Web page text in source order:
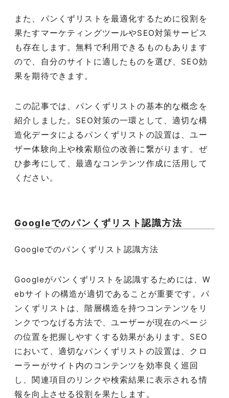
また、パンくずリストを最適化するために役割を
果たすマーケティングツールやSEO対策サービス
も存在します。無料で利用できるものもあります
ので、自分のサイトに適したものを選び、SEO効
果を期待できます。
この記事では、パンくずリストの基本的な概念を
紹介しました。SEO対策の一環として、適切な構
造化データによるパンくずリストの設置は、ユー
ザー体験向上や検索順位の改善に繋がります。ぜ
ひ参考にして、最適なコンテンツ作成に活用して
ください。
Googleでのパンくずリスト認識方法
Googleでのパンくずリスト認識方法
Googleがパンくずリストを認識するためには、W
ebサイトの構造が適切であることが重要です。パ
ンくずリストは、階層構造を持つコンテンツをリ
ンクでつなげる方法で、ユーザーが現在のページ
の位置を把握しやすくする効果があります。SEO
において、適切なパンくずリストの設置は、クロ
ーラーがサイト内のコンテンツを効率良く巡回
し、関連項目のリンクや検索結果に表示される情
報を向上させる役割を果たします。